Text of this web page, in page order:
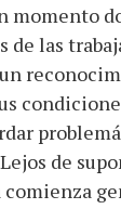
momento
las
de